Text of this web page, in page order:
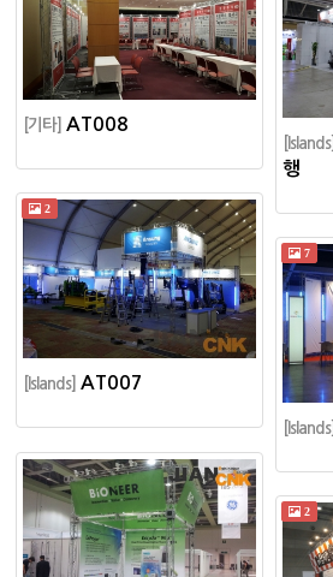
[Islands]
행
[기타] AT008
2
[Islands] AT007
7
[Islands]
2